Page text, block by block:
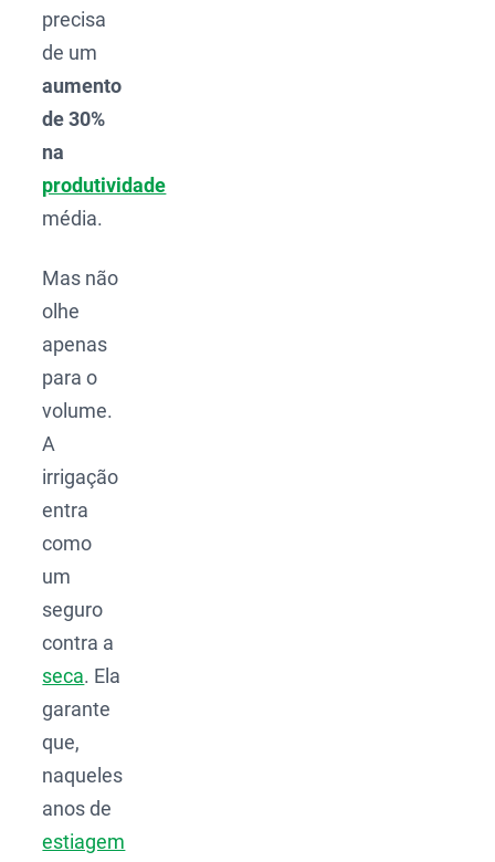
precisa
de um
aumento
de 30%
na
produtividade
média.
Mas não
olhe
apenas
para o
volume.
A
irrigação
entra
como
um
seguro
contra a
seca. Ela
garante
que,
naqueles
anos de
estiagem